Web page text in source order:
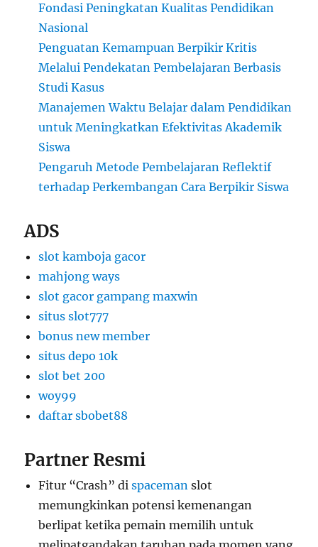
Fondasi Peningkatan Kualitas Pendidikan
Nasional
Penguatan Kemampuan Berpikir Kritis
Melalui Pendekatan Pembelajaran Berbasis
Studi Kasus
Manajemen Waktu Belajar dalam Pendidikan
untuk Meningkatkan Efektivitas Akademik
Siswa
Pengaruh Metode Pembelajaran Reflektif
terhadap Perkembangan Cara Berpikir Siswa
ADS
slot kamboja gacor
mahjong ways
slot gacor gampang maxwin
situs slot777
bonus new member
situs depo 10k
slot bet 200
woy99
daftar sbobet88
Partner Resmi
Fitur “Crash” dispaceman slot
memungkinkan potensi kemenangan
berlipat ketika pemain memilih untuk